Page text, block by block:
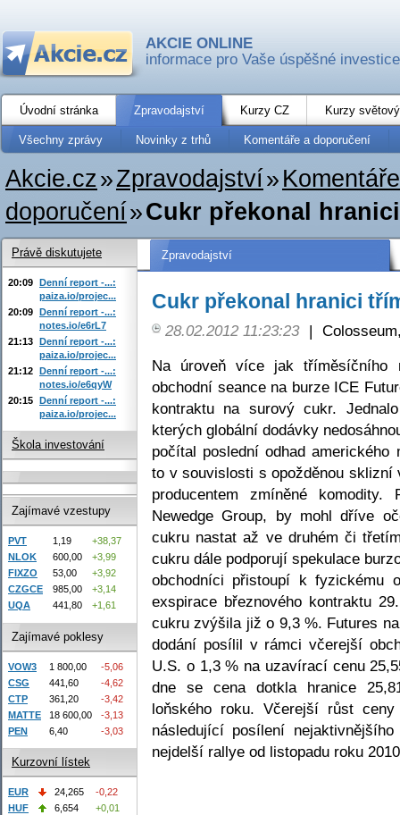
AKCIE ONLINE
informace pro Vaše úspěšné investice
Úvodní stránka Zpravodajství Kurzy CZ Kurzy
Všechny zprávy Novinky z trhů Komentáře a doporučení
Akcie.cz»Zpravodajství»
doporučení»Cukr překonal
Zpravodajství
Cukr překonal hranici
28.02.2012 11:23:23 |
Na úroveň více jak tříměsíčního
obchodní seance na burze ICE
kontraktu na surový cukr.
kterých globální dodávky
počítal poslední odhad
to v souvislosti s opožděnou
producentem zmíněné
Newedge Group, by mohl dříve
cukru nastat až ve druhém či
cukru dále podporují spekulace
obchodníci přistoupí k fyzickému
exspirace březnového kontraktu
cukru zvýšila již o 9,3 %. Futures
dodání posílil v rámci včerejší
U.S. o 1,3 % na uzavírací cenu
dne se cena dotkla hranice
loňského roku. Včerejší růst
následující posílení
nejdelší rallye od listopadu roku
Právě diskutujete
20:09 Denní report -...:
paiza.io/projec...
20:09 Denní report -...:
notes.io/e6rL7
21:13 Denní report -...:
paiza.io/projec...
21:12 Denní report -...:
notes.io/e6qyW
20:15 Denní report -...:
paiza.io/projec...
Škola investování
Zajímavé vzestupy
PVT 1,19
+38,37
NLOK
600,00
+3,99
FIXZO
53,00
+3,92
CZGCE
985,00
+3,14
UQA
441,80 +1,61
Zajímavé poklesy
VOW3 1 800,00
-5,06
CSG
441,60
-4,62
CTP
361,20
-3,42
MATTE
18 600,00
-3,13
PEN
6,40 -3,03
Kurzovní lístek
EUR 24,265
-0,22
HUF
6,654
+0,01